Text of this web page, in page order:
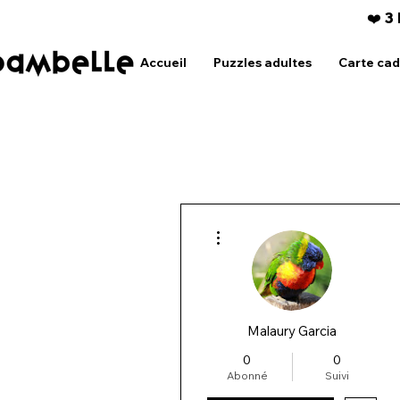
❤️ 3
Accueil Puzzles adultes Carte
Malaury Garcia
0
Abonné
0
Suivi